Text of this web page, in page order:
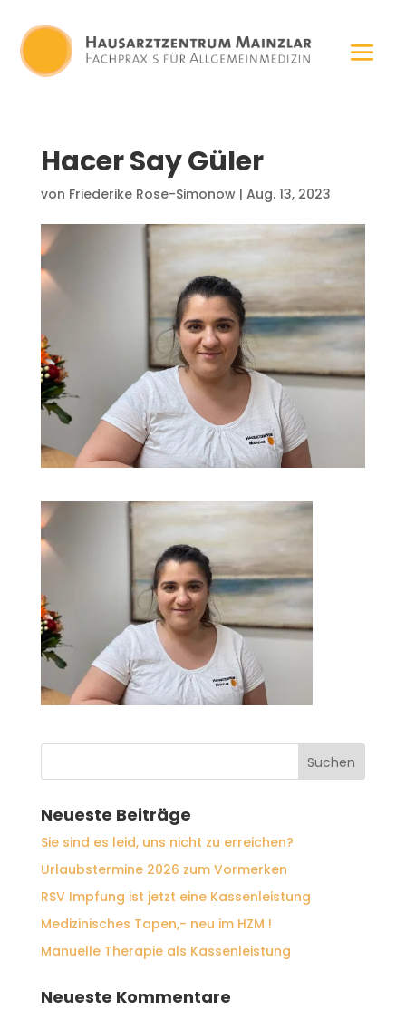
Hacer Say Güler
von Friederike Rose-Simonow| Aug. 13, 2023
Neueste Beiträge
Sie sind es leid, uns nicht zu erreichen?
Urlaubstermine 2026 zum Vormerken
RSV Impfung ist jetzt eine Kassenleistung
Medizinisches Tapen,- neu im HZM !
Manuelle Therapie als Kassenleistung
Neueste Kommentare